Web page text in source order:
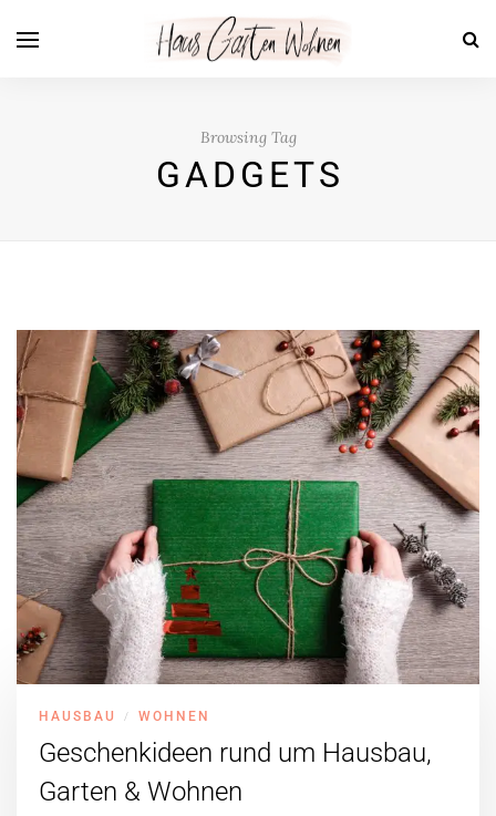
Browsing Tag
GADGETS
HAUSBAU / WOHNEN
Geschenkideen rund um Hausbau,
Garten & Wohnen